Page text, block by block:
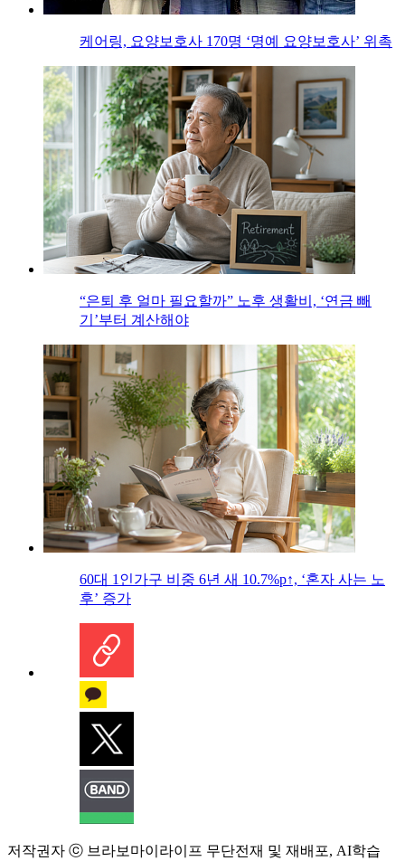
케어링, 요양보호사 170명 ‘명예 요양보호사’ 위촉
“은퇴 후 얼마 필요할까” 노후 생활비, ‘연금 빼
기’부터 계산해야
60대 1인가구 비중 6년 새 10.7%p↑, ‘혼자 사는 노
후’ 증가
저작권자 ⓒ 브라보마이라이프 무단전재 및 재배포, AI학습